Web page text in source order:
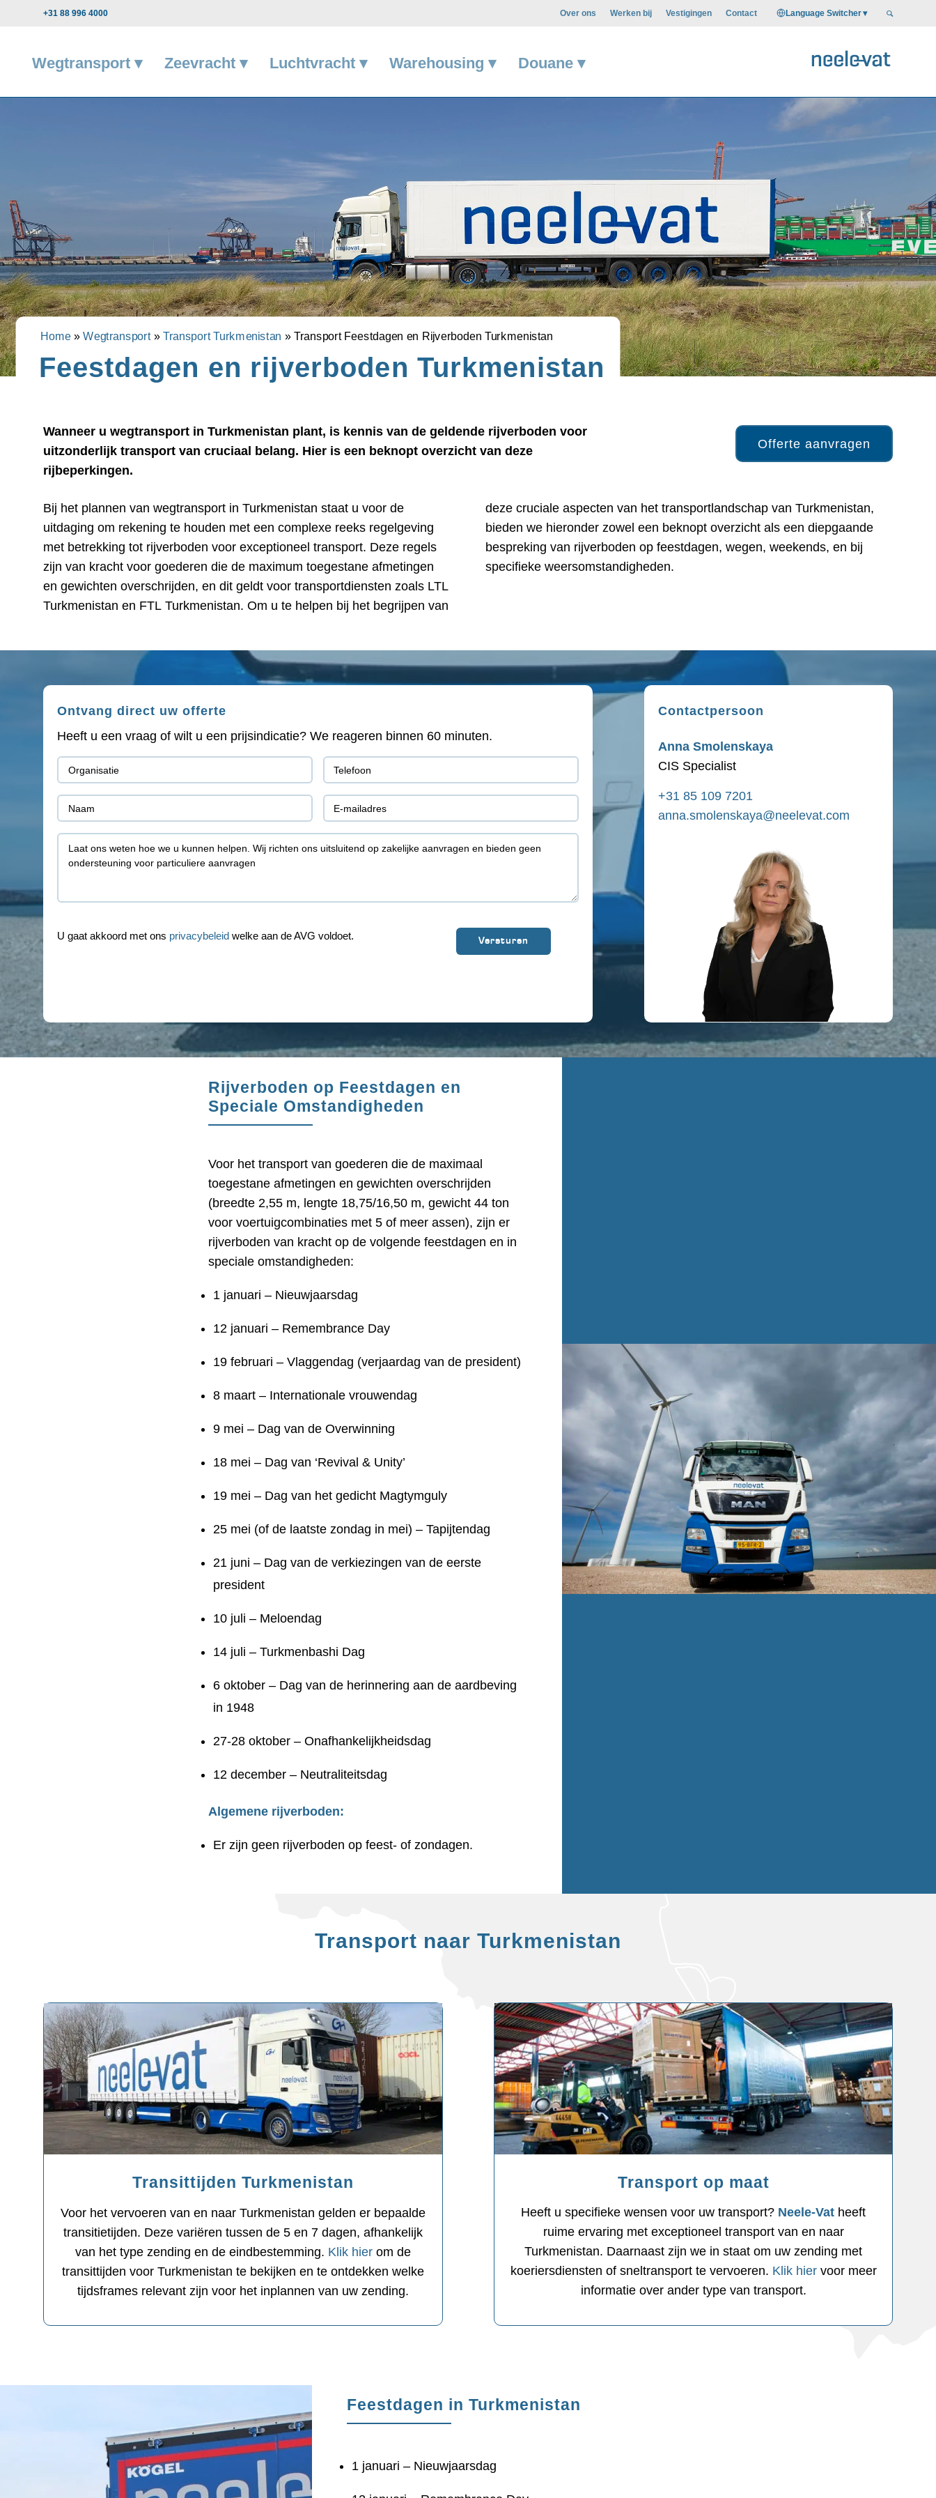
Over ons Werken bij Vestigingen Contact Language Switcher
+31 88 996 4000
Wegtransport ▾ Zeevracht ▾ Luchtvracht ▾ Warehousing ▾ Douane ▾
Home»Wegtransport» Transport Turkmenistan » Transport Feestdagen en Rijverboden Turkmenistan
Feestdagen en rijverboden Turkmenistan
Wanneer u wegtransport in Turkmenistan plant, is kennis van de geldende rijverboden voor
uitzonderlijk transport van cruciaal belang. Hier is een beknopt overzicht van deze
rijbeperkingen.
Offerte aanvragen
Bij het plannen van wegtransport in Turkmenistan staat u voor de
uitdaging om rekening te houden met een complexe reeks regelgeving
met betrekking tot rijverboden voor exceptioneel transport. Deze regels
zijn van kracht voor goederen die de maximum toegestane afmetingen
en gewichten overschrijden, en dit geldt voor transportdiensten zoals LTL
Turkmenistan en FTL Turkmenistan. Om u te helpen bij het begrijpen van
deze cruciale aspecten van het transportlandschap van Turkmenistan,
bieden we hieronder zowel een beknopt overzicht als een diepgaande
bespreking van rijverboden op feestdagen, wegen, weekends, en bij
specifieke weersomstandigheden.
Ontvang direct uw offerte
Heeft u een vraag of wilt u een prijsindicatie? We reageren binnen 60 minuten.
Organisatie
(Vereist)
Telefoon
(Vereist)
Naam
(Vereist)
E-
(Vereist)
U gaat akkoord met ons privacybeleid welke aan de AVG voldoet.
Contactpersoon
Anna Smolenskaya
CIS Specialist
+31 85 109 7201
anna.smolenskaya@neelevat.com
Rijverboden op Feestdagen en
Speciale Omstandigheden
Voor het transport van goederen die de maximaal
toegestane afmetingen en gewichten overschrijden
(breedte 2,55 m, lengte 18,75/16,50 m, gewicht 44 ton
voor voertuigcombinaties met 5 of meer assen), zijn er
rijverboden van kracht op de volgende feestdagen en in
speciale omstandigheden:
1 januari – Nieuwjaarsdag
12 januari – Remembrance Day
19 februari – Vlaggendag (verjaardag van de president)
8 maart – Internationale vrouwendag
9 mei – Dag van de Overwinning
18 mei – Dag van ‘Revival & Unity’
19 mei – Dag van het gedicht Magtymguly
25 mei (of de laatste zondag in mei) – Tapijtendag
21 juni – Dag van de verkiezingen van de eerste
president
10 juli – Meloendag
14 juli – Turkmenbashi Dag
6 oktober – Dag van de herinnering aan de aardbeving
in 1948
27-28 oktober – Onafhankelijkheidsdag
12 december – Neutraliteitsdag
Algemene rijverboden:
Er zijn geen rijverboden op feest- of zondagen.
Transport naar Turkmenistan
Transittijden Turkmenistan
Voor het vervoeren van en naar Turkmenistan gelden er bepaalde
transitietijden. Deze variëren tussen de 5 en 7 dagen, afhankelijk
van het type zending en de eindbestemming. Klik hier om de
transittijden voor Turkmenistan te bekijken en te ontdekken welke
tijdsframes relevant zijn voor het inplannen van uw zending.
Transport op maat
Heeft u specifieke wensen voor uw transport? Neele-Vat heeft
ruime ervaring met exceptioneel transport van en naar
Turkmenistan. Daarnaast zijn we in staat om uw zending met
koeriersdiensten of sneltransport te vervoeren. Klik hiervoor meer
informatie over ander type van transport.
Feestdagen in Turkmenistan
1 januari – Nieuwjaarsdag